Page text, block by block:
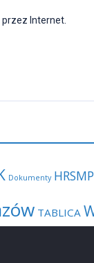
Dokumenty HRSMP
TABLICA